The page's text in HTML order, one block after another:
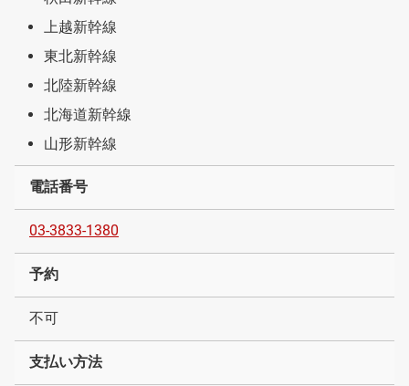
上越新幹線
東北新幹線
北陸新幹線
北海道新幹線
山形新幹線
電話番号
03-3833-1380
予約
不可
支払い方法